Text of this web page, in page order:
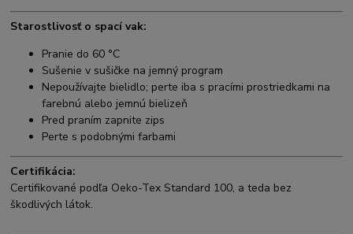
Starostlivosť o spací vak:
Pranie do 60 °C
Sušenie v sušičke na jemný program
Nepoužívajte bielidlo; perte iba s pracími prostriedkami na
farebnú alebo jemnú bielizeň
Pred praním zapnite zips
Perte s podobnými farbami
Certifikácia:
Certifikované podľa Oeko-Tex Standard 100, a teda bez
škodlivých látok.